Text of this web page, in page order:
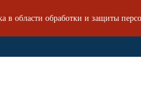
в области обработки и защиты